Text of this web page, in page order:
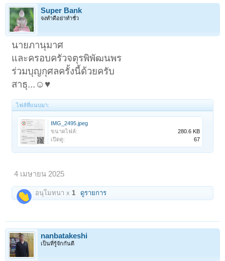
Super Bank
จงทำดีอย่าทำชั่ว
นายภานุมาศ
และครอบครัวจตุรพิพัฒนพร
ร่วมบุญกุศลครั้งนี้ด้วยครับ
สาธุ...☺️♥️
ไฟล์ที่แนบมา:
IMG_2495.jpeg
ขนาดไฟล์:
280.6 KB
เปิดดู:
67
4 เมษายน 2025
อนุโมทนา x 1 ดูรายการ
nanbatakeshi
เป็นที่รู้จักกันดี